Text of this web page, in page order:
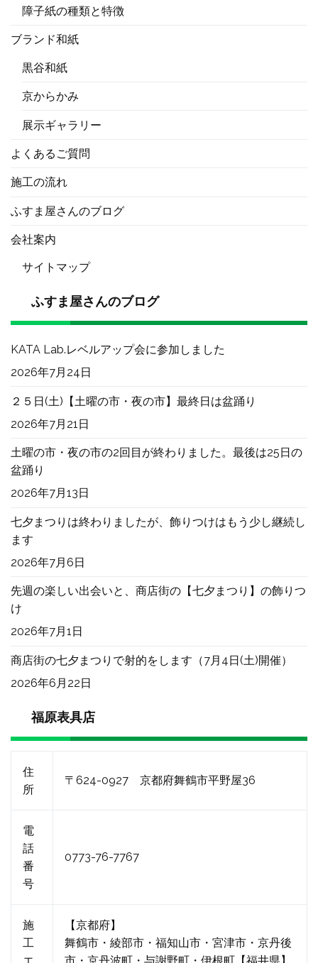
障子紙の種類と特徴
ブランド和紙
黒谷和紙
京からかみ
展示ギャラリー
よくあるご質問
施工の流れ
ふすま屋さんのブログ
会社案内
サイトマップ
ふすま屋さんのブログ
KATA Lab.レベルアップ会に参加しました
2026年7月24日
２５日(土)【土曜の市・夜の市】最終日は盆踊り
2026年7月21日
土曜の市・夜の市の2回目が終わりました。最後は25日の
盆踊り
2026年7月13日
七夕まつりは終わりましたが、飾りつけはもう少し継続し
ます
2026年7月6日
先週の楽しい出会いと、商店街の【七夕まつり】の飾りつ
け
2026年7月1日
商店街の七夕まつりで射的をします（7月4日(土)開催）
2026年6月22日
福原表具店
住
所
〒624-0927 京都府舞鶴市平野屋36
電
話
番
号
0773-76-7767
施
工
【京都府】
舞鶴市・綾部市・福知山市・宮津市・京丹後